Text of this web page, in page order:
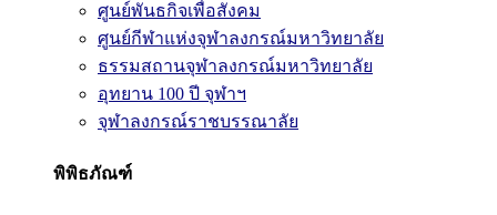
ศูนย์พันธกิจเพื่อสังคม
ศูนย์กีฬาแห่งจุฬาลงกรณ์มหาวิทยาลัย
ธรรมสถานจุฬาลงกรณ์มหาวิทยาลัย
อุทยาน 100 ปี จุฬาฯ
จุฬาลงกรณ์ราชบรรณาลัย
พิพิธภัณฑ์